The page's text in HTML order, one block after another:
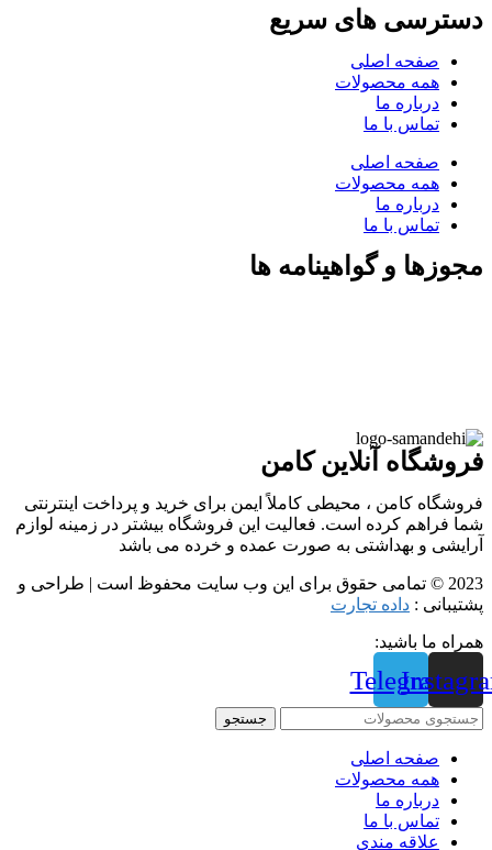
دسترسی های سریع
صفحه اصلی
همه محصولات
درباره ما
تماس با ما
صفحه اصلی
همه محصولات
درباره ما
تماس با ما
مجوزها و گواهینامه ها
فروشگاه آنلاین کامن
فروشگاه کامن ، محیطی کاملاً ایمن برای خرید و پرداخت اینترنتی
شما فراهم کرده است. فعالیت این فروشگاه بیشتر در زمینه لوازم
آرایشی و بهداشتی به صورت عمده و خرده می باشد
2023 © تمامی حقوق برای این وب سایت محفوظ است | طراحی و
پشتیبانی : داده تجارت
همراه ما باشید:
Telegram
جستجو
صفحه اصلی
همه محصولات
درباره ما
تماس با ما
علاقه مندی